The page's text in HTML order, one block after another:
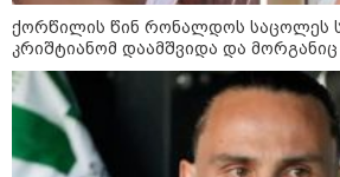
21:03 / 05-08-2026
რამ გამოიწვია
ელექტროენერგეტიკული
გათიშვა - რას ამბობს
ქორწილის წინ რონალდოს საცოლეს
კრიშტიანომ დაამშვიდა და მორგანიც